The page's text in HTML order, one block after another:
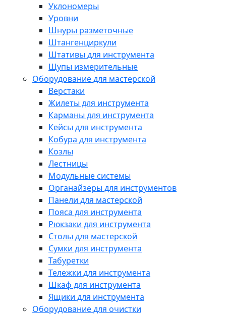
Уклономеры
Уровни
Шнуры разметочные
Штангенциркули
Штативы для инструмента
Щупы измерительные
Оборудование для мастерской
Верстаки
Жилеты для инструмента
Карманы для инструмента
Кейсы для инструмента
Кобура для инструмента
Козлы
Лестницы
Модульные системы
Органайзеры для инструментов
Панели для мастерской
Пояса для инструмента
Рюкзаки для инструмента
Столы для мастерской
Сумки для инструмента
Табуретки
Тележки для инструмента
Шкаф для инструмента
Ящики для инструмента
Оборудование для очистки